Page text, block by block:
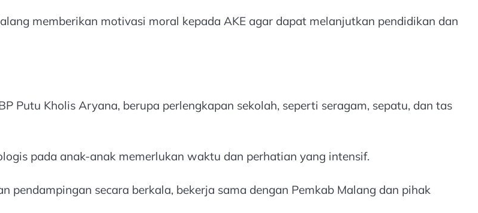
memberikan motivasi moral kepada AKE agar dapat melanjutkan pendidikan dan
Putu Kholis Aryana, berupa perlengkapan sekolah, seperti seragam, sepatu, dan tas
pada anak-anak memerlukan waktu dan perhatian yang intensif.
pendampingan secara berkala, bekerja sama dengan Pemkab Malang dan pihak